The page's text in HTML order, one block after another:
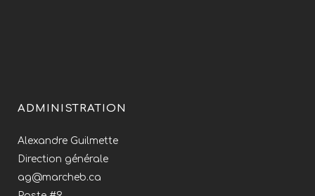
ADMINISTRATION
Alexandre Guilmette
Direction générale
ag@marcheb.ca